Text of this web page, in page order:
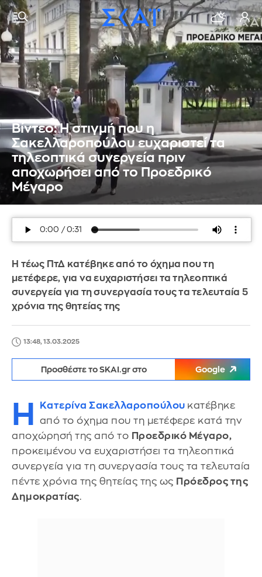
Βίντεο: Η στιγμή που η
Σακελλαροπούλου ευχαριστεί τα
τηλεοπτικά συνεργεία πριν
αποχωρήσει από το Προεδρικό
Μέγαρο
Η τέως ΠτΔ κατέβηκε από το όχημα που τη
μετέφερε, για να ευχαριστήσει τα τηλεοπτικά
συνεργεία για τη συνεργασία τους τα τελευταία 5
χρόνια της θητείας της
13:48, 13.03.2025
Προσθέστε το SKAI.gr στο Google
Η Κατερίνα Σακελλαροπούλου κατέβηκε
από το όχημα που τη μετέφερε κατά την
αποχώρησή της από το Προεδρικό Μέγαρο,
προκειμένου να ευχαριστήσει τα τηλεοπτικά
συνεργεία για τη συνεργασία τους τα τελευταία
πέντε χρόνια της θητείας της ως Πρόεδρος της
Δημοκρατίας.